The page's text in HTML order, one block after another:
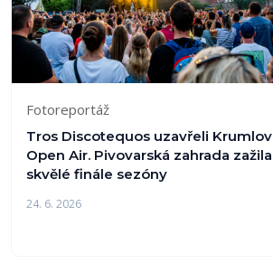
Fotoreportáž
Tros Discotequos uzavřeli Krumlov
Open Air. Pivovarská zahrada zažila
skvělé finále sezóny
24. 6. 2026